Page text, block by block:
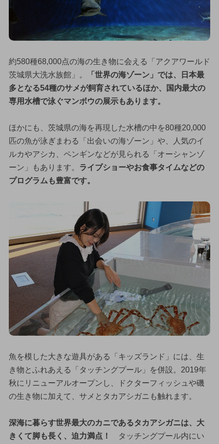
約580種68,000点の海の生き物に会える「アクアワールド
茨城県大洗水族館」。
「世界の海ゾーン」では、日本最
多となる54種のサメが飼育されているほか、国内最大の
専用水槽で泳ぐマンボウの展示もあります。
ほかにも、茨城県の海を再現した水槽の中を80種20,000
匹の魚が泳ぎまわる「出会いの海ゾーン」や、人気のイ
ルカやアシカ、ペンギンなどが見られる「オーシャンゾ
ーン」もあります。 ライブショーやお食事タイムなどの
プログラムも豊富です。
魚を模した大きな遊具がある「キッズランド」には、生
き物とふれあえる「タッチングプール」を併設。2019年
秋にリニューアルオープンし、ドクターフィッシュや磯
の生き物に加えて、サメとタカアシガニも触れます。
深海に暮らす世界最大のカニであるタカアシガニは、大
きくて脚も長く、迫力満点！
タッチングプール内にい